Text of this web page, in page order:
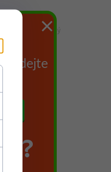
příjemný
tkaniny je
×
Zadejte